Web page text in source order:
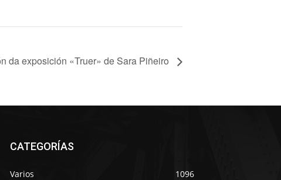
da exposición «Truer» de Sara Piñeiro
CATEGORÍAS
Varios
1096